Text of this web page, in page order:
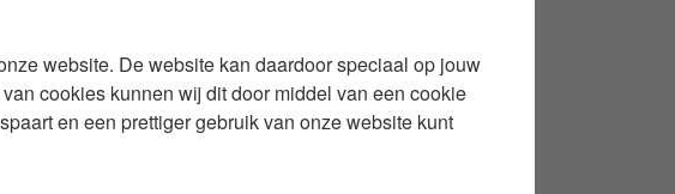
website. De website kan daardoor speciaal op jouw
cookies kunnen wij dit door middel van een cookie
en een prettiger gebruik van onze website kunt